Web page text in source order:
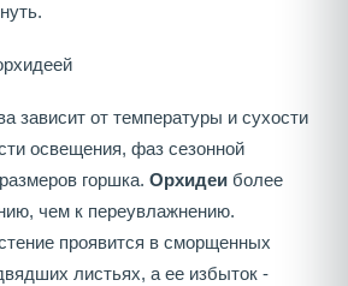
зависит от температуры и сухости
освещения, фаз сезонной
горшка. Орхидеи более
чем к переувлажнению.
проявится в сморщенных
листьях, а ее избыток -